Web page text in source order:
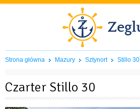
Strona główna Mazury Sztynort Stillo 30
Czarter Stillo 30